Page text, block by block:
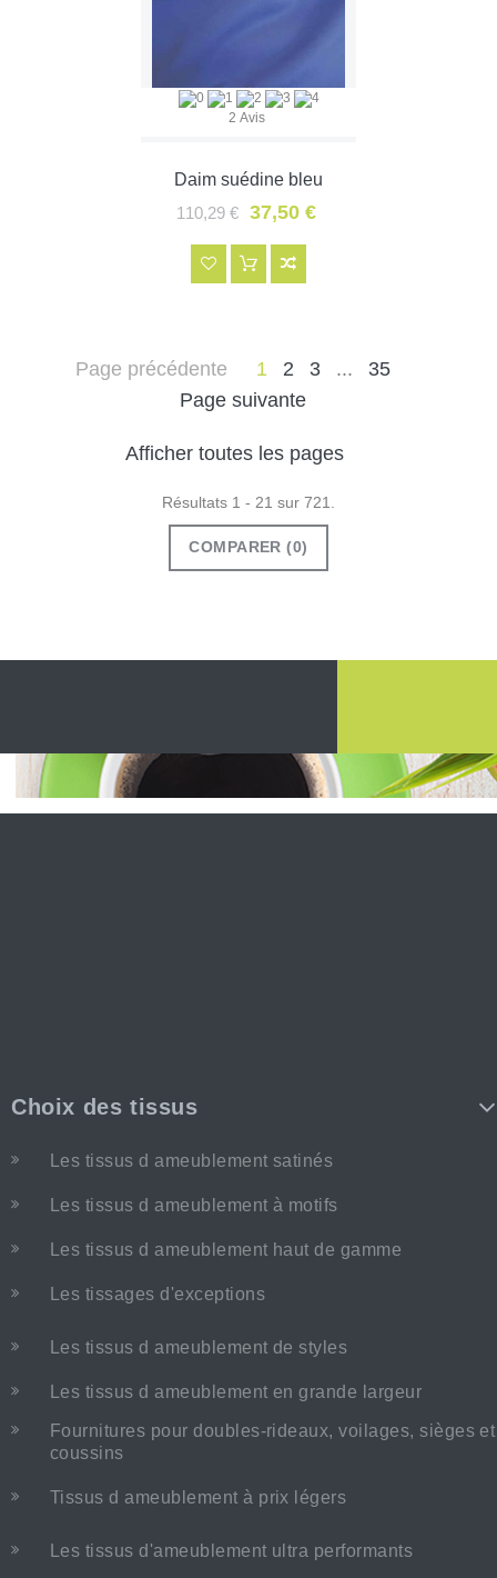
2 Avis
Daim suédine bleu
110,29 €
37,50 €
Page précédente 1 2 3 ...
35
Page suivante
Afficher toutes les pages
Résultats 1 - 21 sur 721.
COMPARER (0)
Choix des tissus
Les tissus d ameublement satinés
Les tissus d ameublement à motifs
Les tissus d ameublement haut de gamme
Les tissages d'exceptions
Les tissus d ameublement de styles
Les tissus d ameublement en grande largeur
Fournitures pour doubles-rideaux, voilages, sièges et
coussins
Tissus d ameublement à prix légers
Les tissus d'ameublement ultra performants